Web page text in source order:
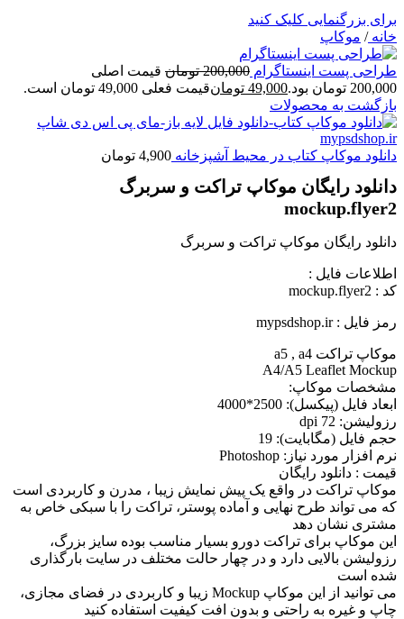
برای بزرگنمایی کلیک کنید
خانه/ موکاپ
طراحی پست اینستاگرام 200,000 تومان قیمت اصلی
200,000 تومان بود.
49,000 تومانقیمت فعلی 49,000 تومان است.
بازگشت به محصولات
دانلود موکاپ کتاب در محیط آشپزخانه 4,900 تومان
دانلود رایگان موکاپ تراکت و سربرگ
mockup.flyer2
دانلود رایگان موکاپ تراکت و سربرگ
اطلاعات فايل :
کد : mockup.flyer2
رمز فایل : mypsdshop.ir
موکاپ تراکت a5 , a4
A4/A5 Leaflet Mockup
مشخصات موکاپ:
ابعاد فايل (پيکسل): 2500*4000
رزوليشن: 72 dpi
حجم فايل (مگابايت): 19
نرم افزار مورد نياز: Photoshop
قیمت : دانلود رایگان
موکاپ تراکت در واقع يک پيش نمايش زيبا ، مدرن و کاربردی است
که می تواند طرح نهایی و آماده پوستر، تراکت را با سبکی خاص به
مشتری نشان دهد
اين موکاپ برای تراکت دورو بسیار مناسب بوده سايز بزرگ،
رزوليشن بالايی دارد و در چهار حالت مختلف در سایت بارگذاری
شده است
می توانيد از اين موکاپ Mockup زيبا و کاربردی در فضای مجازی،
چاپ و غيره به راحتی و بدون افت کيفيت استفاده کنيد